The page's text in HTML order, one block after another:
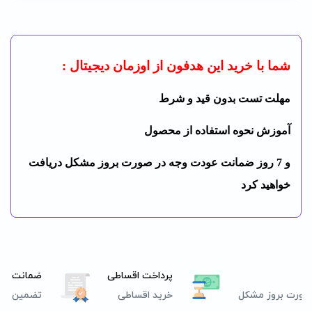
شما با خرید این هدفون از اوزمان دیجیتال :
مهلت تست بدون قید و شرط
آموزش نحوه استفاده از محصول
و 7 روز ضمانت عودت وجه در صورت بروز مشکل دریافت
خواهید کرد
بروز مشکل
پرداخت اقساطی
خرید اقساطی
ضمانت
تضمین